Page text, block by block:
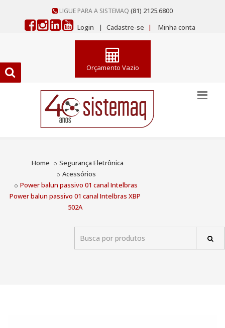
LIGUE PARA A SISTEMAQ (81) 2125.6800
Login
| Cadastre-se | Minha conta
Orçamento Vazio
Home
Segurança Eletrônica
Acessórios
Power balun passivo 01 canal Intelbras
Power balun passivo 01 canal Intelbras XBP
502A